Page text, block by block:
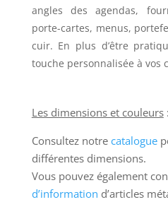
angles des agendas,
porte-cartes, menus,
cuir. En plus d’être
touche personnalisée à vos
Les dimensions et couleurs:
Consultez notre catalogue
différentes dimensions.
Vous pouvez également
d’information d’articles